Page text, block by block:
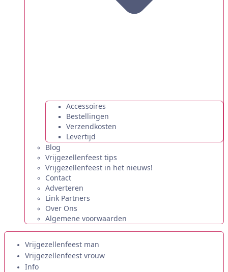
Accessoires
Bestellingen
Verzendkosten
Levertijd
Blog
Vrijgezellenfeest tips
Vrijgezellenfeest in het nieuws!
Contact
Adverteren
Link Partners
Over Ons
Algemene voorwaarden
Vrijgezellenfeest man
Vrijgezellenfeest vrouw
Info